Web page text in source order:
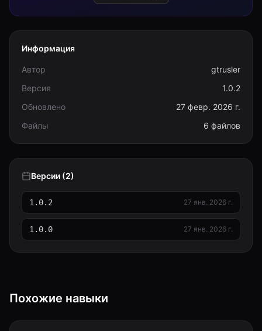
Информация
Автор
gtrusler
Версия
1.0.2
Обновлено
27 февр. 2026 г.
Файлы
6 файлов
Версии (2)
1.0.2 27 янв. 2026 г.
1.0.0 27 янв. 2026 г.
Похожие навыки